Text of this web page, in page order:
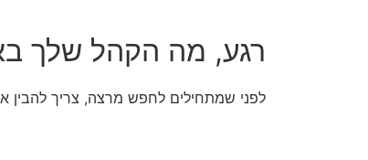
רגע, מה הקהל שלך
לפני שמתחילים לחפש מרצה, צריך להבין